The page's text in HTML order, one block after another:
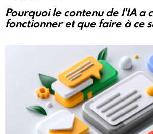
Pourquoi le contenu de l'IA a
fonctionner et que faire à ce